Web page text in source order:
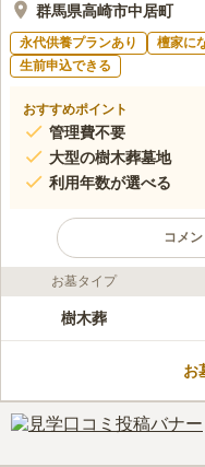
群馬県高崎市中居町
永代供養プランあり 檀家に
生前申込できる
おすすめポイント
管理費不要
大型の樹木葬墓地
利用年数が選べる
コメ
ライフドット編集部のコメント
中居樹木葬は、群
くなりません。ま
り、全て管理費はか
口コミ評価
お墓タイプ
樹木葬
お